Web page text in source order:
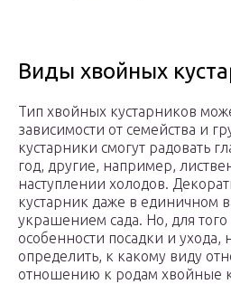
Виды хвойных
Тип хвойных кустарников
зависимости от семейства и
кустарники смогут радовать
год, другие, например,
наступлении холодов.
кустарник даже в единичном
украшением сада. Но, для того
особенности посадки и ухода,
определить, к какому виду
отношению к родам хвойные